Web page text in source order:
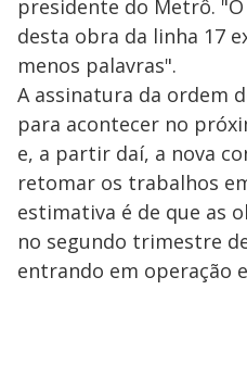
presidente do Metrô.
desta obra da linha 17
menos palavras".
A assinatura da ordem
para acontecer no
e, a partir daí, a nova
retomar os trabalhos
estimativa é de que as
no segundo trimestre
entrando em operação